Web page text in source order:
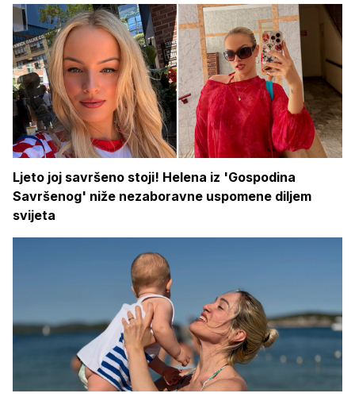
Ljeto joj savršeno stoji! Helena iz 'Gospodina
Savršenog' niže nezaboravne uspomene diljem
svijeta